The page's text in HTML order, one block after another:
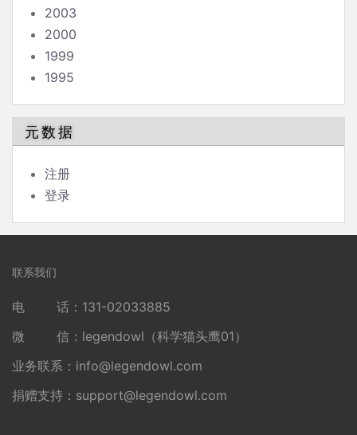
2003
2000
1999
1995
元数据
注册
登录
联系我们
电 话：131-02033885
微 信：legendowl（科学猫头鹰01）
业务联系： info@legendowl.com
捐赠支持： support@legendowl.com